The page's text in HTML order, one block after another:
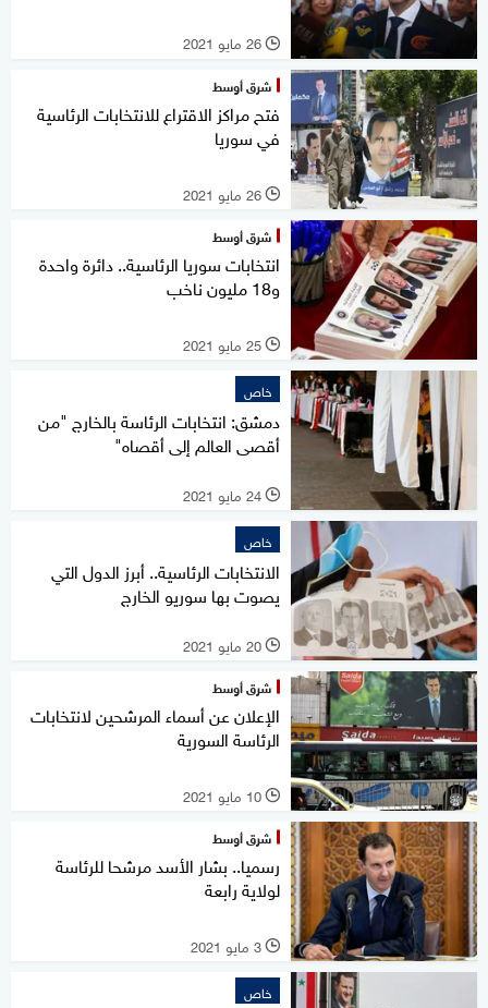
l 26 مايو 2021
شرق أوسط
فتح مراكز الاقتراع للانتخابات الرئاسية
في سوريا
l 26 مايو 2021
شرق أوسط
انتخابات سوريا الرئاسية.. دائرة واحدة
و18 مليون ناخب
l 25 مايو 2021
خاص
دمشق: انتخابات الرئاسة بالخارج "من
أقصى العالم إلى أقصاه"
l 24 مايو 2021
خاص
الانتخابات الرئاسية.. أبرز الدول التي
يصوت بها سوريو الخارج
l 20 مايو 2021
شرق أوسط
الإعلان عن أسماء المرشحين لانتخابات
الرئاسة السورية
l 10 مايو 2021
شرق أوسط
رسميا.. بشار الأسد مرشحا للرئاسة
لولاية رابعة
l 3 مايو 2021
خاص